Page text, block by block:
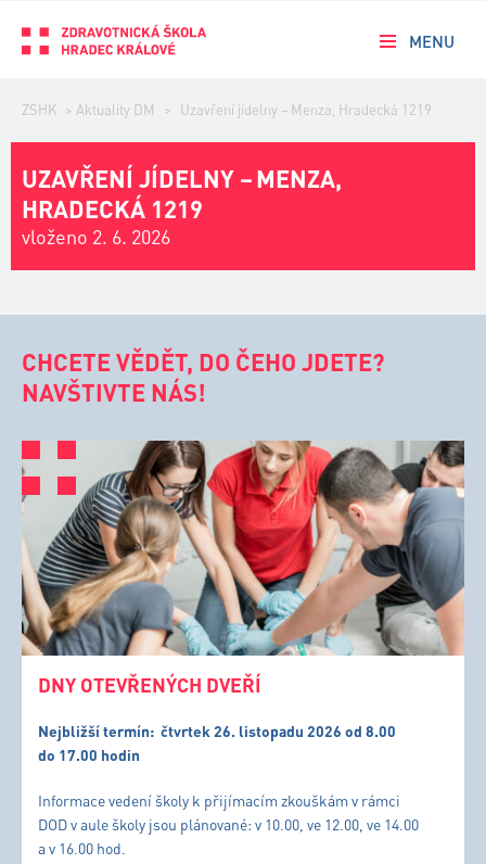
MENU
ZSHK > Aktuality DM > Uzavření jídelny – Menza, Hradecká 1219
UZAVŘENÍ JÍDELNY – MENZA,
HRADECKÁ 1219
vloženo 2. 6. 2026
CHCETE VĚDĚT, DO ČEHO JDETE?
NAVŠTIVTE NÁS!
DNY OTEVŘENÝCH DVEŘÍ
Nejbližší termín: čtvrtek 26. listopadu 2026 od 8.00
do 17.00 hodin
Informace vedení školy k přijímacím zkouškám v rámci
DOD v aule školy jsou plánované: v 10.00, ve 12.00, ve 14.00
a v 16.00 hod.